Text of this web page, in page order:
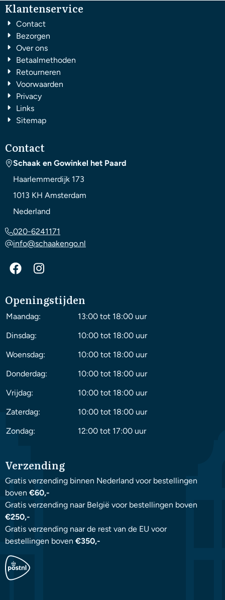
Klantenservice
Contact
Bezorgen
Over ons
Betaalmethoden
Retourneren
Voorwaarden
Privacy
Links
Sitemap
Contact
Schaak en Gowinkel het Paard
Haarlemmerdijk 173
1013 KH Amsterdam
Nederland
020-6241171
info@schaakengo.nl
Openingstijden
Maandag:
13:00 tot 18:00 uur
Dinsdag:
10:00 tot 18:00 uur
Woensdag:
10:00 tot 18:00 uur
Donderdag:
10:00 tot 18:00 uur
Vrijdag:
10:00 tot 18:00 uur
Zaterdag:
10:00 tot 18:00 uur
Zondag:
12:00 tot 17:00 uur
Verzending
Gratis verzending binnen Nederland voor bestellingen
boven €60,-
Gratis verzending naar België voor bestellingen boven
€250,-
Gratis verzending naar de rest van de EU voor
bestellingen boven €350,-